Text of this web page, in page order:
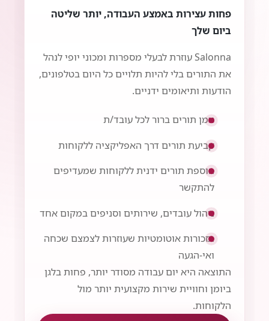
פחות עצירות באמצע העבודה, יותר שליטה
ביום שלך
Salonna עוזרת לבעלי מספרות ומכוני יופי לנהל
את התורים בלי להיות תלויים כל היום בטלפונים,
הודעות ותיאומים ידניים.
יומן תורים ברור לכל עובד/ת
קביעת תורים דרך האפליקציה ללקוחות
הוספת תורים ידנית ללקוחות שמעדיפים
להתקשר
ניהול עובדים, שירותים וסניפים במקום אחד
תזכורות אוטומטיות שעוזרות לצמצם שכחה
ואי-הגעה
התוצאה היא יום עבודה מסודר יותר, פחות בלגן
ביומן וחוויית שירות מקצועית יותר מול
הלקוחות.